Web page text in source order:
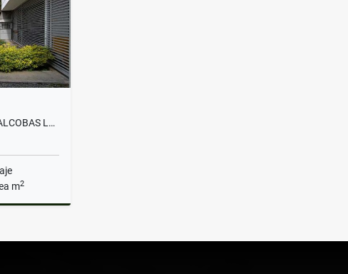
VENTA APARTAMENTO 3 ALCOBAS LA FRANCIA MANIZALES
m2